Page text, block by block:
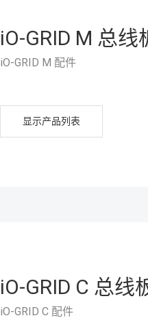
iO-GRID M 总线
iO-GRID M 配件
显示产品列表
iO-GRID C 总线
iO-GRID C 配件